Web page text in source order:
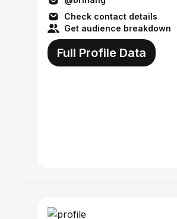
Check contact details
Get audience breakdown
Full Profile Data